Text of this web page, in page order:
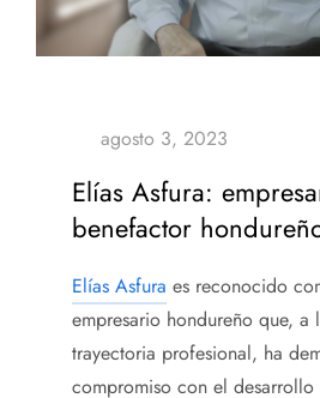
Elías Asfura:
benefactor
Elías Asfura es reconocido
empresario hondureño que, a
trayectoria profesional, ha
compromiso con el